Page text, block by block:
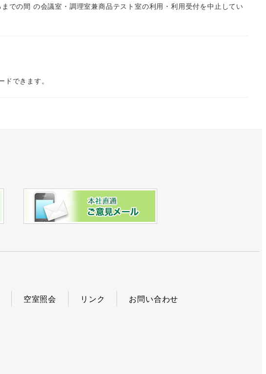
での間 の会議室・調理室兼商品テスト室の利用・利用受付を中止してい
できます。
空室照会 リンク お問い合わせ